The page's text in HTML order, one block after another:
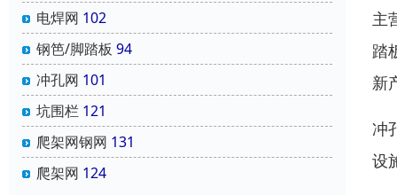
电焊网 102
钢笆/脚踏板 94
冲孔网 101
坑围栏 121
爬架网钢网 131
爬架网 124
主
踏
新
冲
设